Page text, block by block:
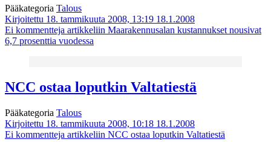
Pääkategoria Talous
Kirjoitettu 18. tammikuuta 2008, 13:19 18.1.2008
Ei kommentteja artikkeliin Maarakennusalan kustannukset nousivat
6,7 prosenttia vuodessa
NCC ostaa loputkin Valtatiestä
Pääkategoria Talous
Kirjoitettu 18. tammikuuta 2008, 10:18 18.1.2008
Ei kommentteja artikkeliin NCC ostaa loputkin Valtatiestä